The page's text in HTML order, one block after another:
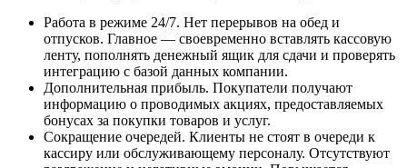
Работа в режиме 24/7. Нет перерывов на обед и
отпусков. Главное — своевременно вставлять кассовую
ленту, пополнять денежный ящик для сдачи и проверять
интеграцию с базой данных компании.
Дополнительная прибыль. Покупатели получают
информацию о проводимых акциях, предоставляемых
бонусах за покупки товаров и услуг.
Сокращение очередей. Клиенты не стоят в очереди к
кассиру или обслуживающему персоналу. Отсутствуют